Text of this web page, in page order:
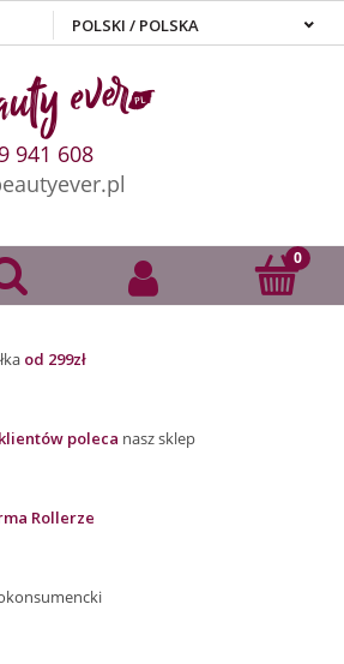
941 608
od 299zł
poleca nasz sklep
Rollerze